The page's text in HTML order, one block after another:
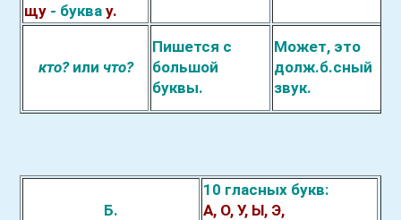
щу - буквау.
кто? или что?
Пишется с
большой
буквы.
Может, это
долж.б.сный
звук.
Б.
10 гласных букв:
А, О, У, Ы, Э,